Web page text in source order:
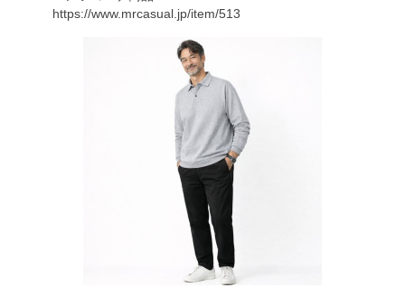
https://www.mrcasual.jp/item/513